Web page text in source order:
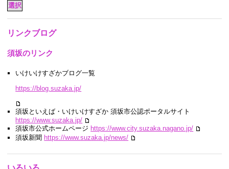
リンクブログ
須坂のリンク
いけいけすざかブログ一覧
https://blog.suzaka.jp/
須坂といえば・いけいけすざか 須坂市公認ポータルサイト
https://www.suzaka.jp/
須坂市公式ホームページ https://www.city.suzaka.nagano.jp/
須坂新聞 https://www.suzaka.jp/news/